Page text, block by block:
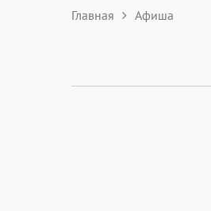
Главная Афиша